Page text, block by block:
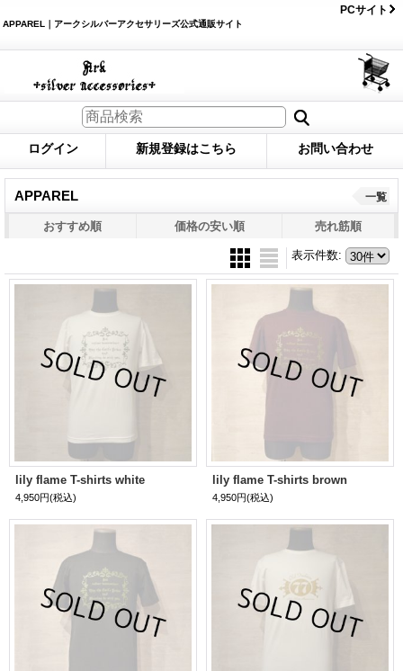
APPAREL｜アークシルバーアクセサリーズ公式通販サイト
PCサイト
ログイン 新規登録はこちら お問い合わせ
APPAREL 一覧
おすすめ順 価格の安い順 売れ筋順
表示件数:
lily flame T-shirts white
4,950円(税込)
lily flame T-shirts brown
4,950円(税込)